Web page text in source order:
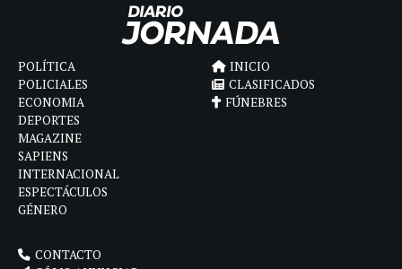
POLÍTICA
POLICIALES
ECONOMIA
DEPORTES
MAGAZINE
SAPIENS
INTERNACIONAL
ESPECTÁCULOS
GÉNERO
INICIO
CLASIFICADOS
FÚNEBRES
CONTACTO